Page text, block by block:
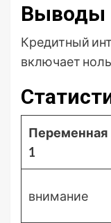
Выводы
Кредитный
включает
Переменная
1
внимание